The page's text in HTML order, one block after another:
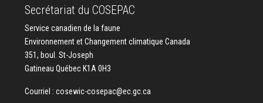
Secrétariat du COSEPAC
Service canadien de la faune
Environnement et Changement climatique Canada
351, boul. St-Joseph
Gatineau Québec K1A 0H3
Courriel : cosewic-cosepac@ec.gc.ca